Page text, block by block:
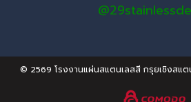
© 2569 โรงงานแผ่นสแตนเลสสี กรุยเชิงสแ